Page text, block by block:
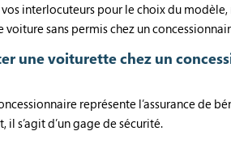
interlocuteurs pour le choix du
voiture sans permis chez un
une voiturette chez un
représente l’assurance de
il s’agit d’un gage de sécurité.